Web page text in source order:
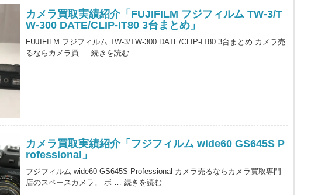
カメラ買取実績紹介「FUJIFILM フジフィルム TW-3/T
W-300 DATE/CLIP-IT80 3台まとめ」
FUJIFILM フジフィルム TW-3/TW-300 DATE/CLIP-IT80 3台まとめ カメラ売
るならカメラ買 …続きを読む
カメラ買取実績紹介「フジフィルム wide60 GS645S P
rofessional」
フジフィルム wide60 GS645S Professional カメラ売るならカメラ買取専門
店のスペースカメラ。 ボ …続きを読む